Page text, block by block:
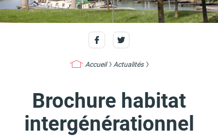
Carte d'identité /
Passeports
Naissance et
reconnaissance d'un
Actes d'état civil Citoyenneté
Accueil Actualités
Brochure habitat
intergénérationnel